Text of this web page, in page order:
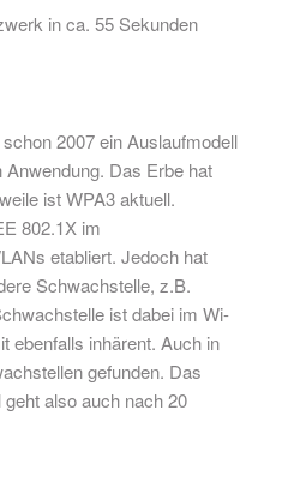
in ca. 55 Sekunden
2007 ein Auslaufmodell
Das Erbe hat
ist WPA3 aktuell.
802.1X im
etabliert. Jedoch hat
Schwachstelle, z.B.
ist dabei im Wi-
ebenfalls inhärent. Auch in
gefunden. Das
also auch nach 20